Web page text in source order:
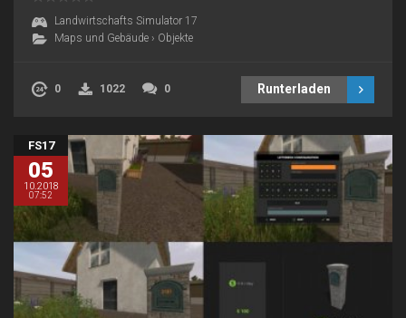
Landwirtschafts Simulator 17
Maps und Gebäude › Objekte
0 1022 0 Runterladen
FS17
05
10.2018
07:52